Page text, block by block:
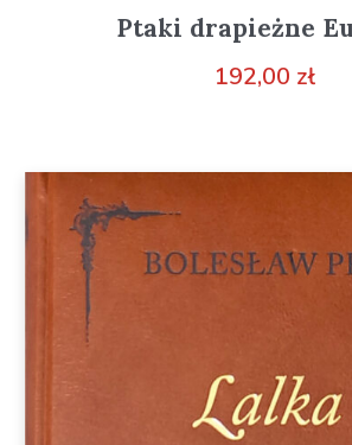
Ptaki drapieżne
192,00 zł